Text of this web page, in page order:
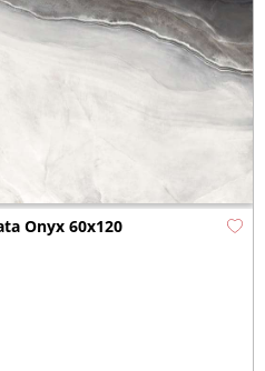
Onyx 60x120